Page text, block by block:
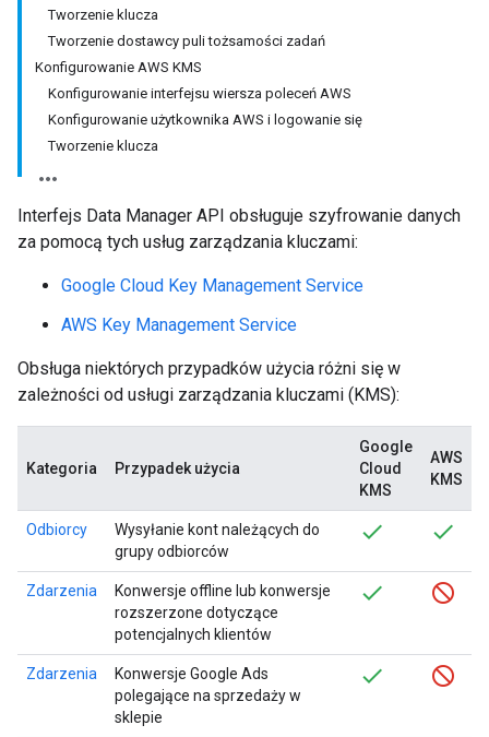
Tworzenie klucza
Tworzenie dostawcy puli tożsamości zadań
Konfigurowanie AWS KMS
Konfigurowanie interfejsu wiersza poleceń AWS
Konfigurowanie użytkownika AWS i logowanie się
Tworzenie klucza
Interfejs Data Manager API obsługuje szyfrowanie danych
za pomocą tych usług zarządzania kluczami:
Google Cloud Key Management Service
AWS Key Management Service
Obsługa niektórych przypadków użycia różni się w
zależności od usługi zarządzania kluczami (KMS):
Kategoria Przypadek użycia
Google
Cloud
KMS
AWS
KMS
Odbiorcy
Wysyłanie kont należących do
grupy odbiorców
Zdarzenia
Konwersje offline lub konwersje
rozszerzone dotyczące
potencjalnych klientów
Zdarzenia
Konwersje Google Ads
polegające na sprzedaży w
sklepie